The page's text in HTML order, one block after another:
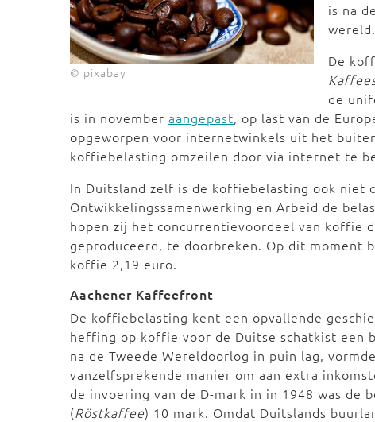
© pixabay
is na
wereld.
De
de
is in november aangepast, op last van de
opgeworpen voor internetwinkels uit het
koffiebelasting omzeilen door via internet te
In Duitsland zelf is de koffiebelasting ook niet
Ontwikkelingssamenwerking en Arbeid de
hopen zij het concurrentievoordeel van koffie
geproduceerd, te doorbreken. Op dit moment
koffie 2,19 euro.
Aachener Kaffeefront
De koffiebelasting kent een opvallende
heffing op koffie voor de Duitse schatkist een
na de Tweede Wereldoorlog in puin lag,
vanzelfsprekende manier om aan extra
de invoering van de D-mark in in 1948 was de
(Röstkaffee) 10 mark. Omdat Duitslands